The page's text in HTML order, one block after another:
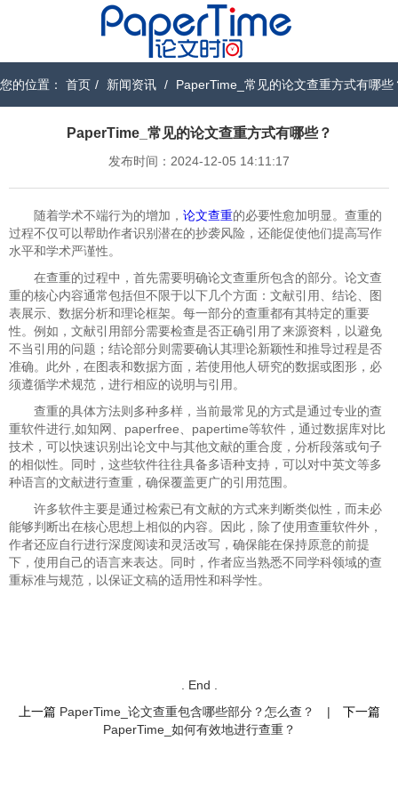
您的位置： 首页 / 新闻资讯 / PaperTime_常见的论文查重方式有哪些
PaperTime_常见的论文查重方式有哪些？
发布时间：2024-12-05 14:11:17
随着学术不端行为的增加， 论文查重的必要性愈加明显。查重的
过程不仅可以帮助作者识别潜在的抄袭风险，还能促使他们提高写作
水平和学术严谨性。
在查重的过程中，首先需要明确论文查重所包含的部分。论文查
重的核心内容通常包括但不限于以下几个方面：文献引用、结论、图
表展示、数据分析和理论框架。每一部分的查重都有其特定的重要
性。例如，文献引用部分需要检查是否正确引用了来源资料，以避免
不当引用的问题；结论部分则需要确认其理论新颖性和推导过程是否
准确。此外，在图表和数据方面，若使用他人研究的数据或图形，必
须遵循学术规范，进行相应的说明与引用。
查重的具体方法则多种多样，当前最常见的方式是通过专业的查
重软件进行,如知网、paperfree、papertime等软件，通过数据库对比
技术，可以快速识别出论文中与其他文献的重合度，分析段落或句子
的相似性。同时，这些软件往往具备多语种支持，可以对中英文等多
种语言的文献进行查重，确保覆盖更广的引用范围。
许多软件主要是通过检索已有文献的方式来判断类似性，而未必
能够判断出在核心思想上相似的内容。因此，除了使用查重软件外，
作者还应自行进行深度阅读和灵活改写，确保能在保持原意的前提
下，使用自己的语言来表达。同时，作者应当熟悉不同学科领域的查
重标准与规范，以保证文稿的适用性和科学性。
. End .
上一篇 PaperTime_论文查重包含哪些部分？怎么查？ |
下一篇
PaperTime_如何有效地进行查重？